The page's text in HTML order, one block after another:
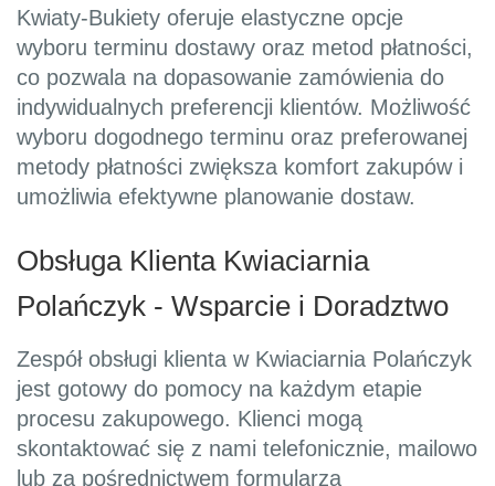
Kwiaty-Bukiety oferuje elastyczne opcje
wyboru terminu dostawy oraz metod płatności,
co pozwala na dopasowanie zamówienia do
indywidualnych preferencji klientów. Możliwość
wyboru dogodnego terminu oraz preferowanej
metody płatności zwiększa komfort zakupów i
umożliwia efektywne planowanie dostaw.
Obsługa Klienta Kwiaciarnia
Polańczyk - Wsparcie i Doradztwo
Zespół obsługi klienta w Kwiaciarnia Polańczyk
jest gotowy do pomocy na każdym etapie
procesu zakupowego. Klienci mogą
skontaktować się z nami telefonicznie, mailowo
lub za pośrednictwem formularza